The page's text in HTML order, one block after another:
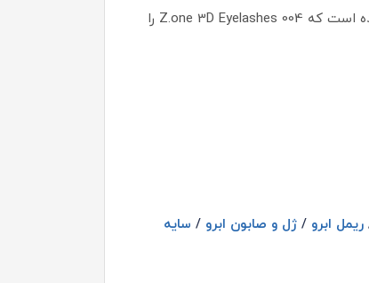
اگر به‌ دنبال مژه‌ای هستید که بدون نیاز به ریمل، جلوه‌ای طبیعی، پرپشت و چشمگیر به شما هدیه دهد، اکنون زمان آن رسیده است که Z.one 3D Eyelashes 004 را
ریمل ابرو / ژل و صابون ابرو / سایه